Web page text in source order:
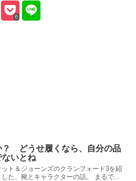
0
？ どうせ履くなら、自分の品
いとね
ト＆ジョーンズのクランフォード3を紹
た、靴とキャラクターの話。 まるで...